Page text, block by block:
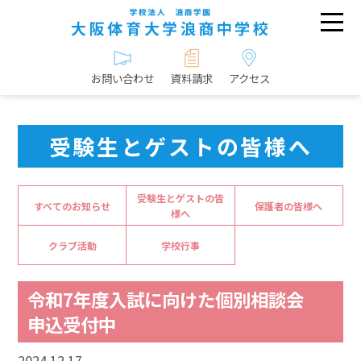
お問い合わせ 資料請求 アクセス
受験生とゲストの皆様へ
すべてのお知らせ
受験生とゲストの皆
様へ
保護者の皆様へ
クラブ活動 学校行事
令和7年度入試に向けた個別相談会
申込受付中